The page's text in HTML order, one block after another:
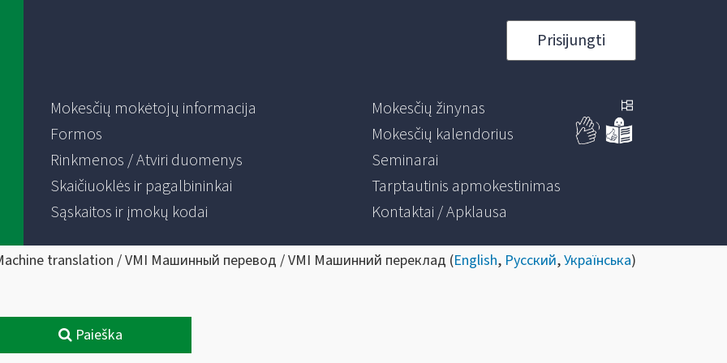
Prisijungti
Mokesčių mokėtojų informacija
Formos
Rinkmenos / Atviri duomenys
Skaičiuoklės ir pagalbininkai
Sąskaitos ir įmokų kodai
Mokesčių žinynas
Mokesčių kalendorius
Seminarai
Tarptautinis apmokestinimas
Kontaktai / Apklausa
translation / VMI Машинный перевод / VMI Машинний переклад (English, Русский,Українська)
Paieška